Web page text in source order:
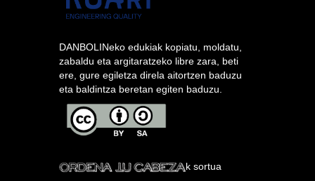
DANBOLINeko edukiak kopiatu, moldatu,
zabaldu eta argitaratzeko libre zara, beti
ere, gure egiletza direla aitortzen baduzu
eta baldintza beretan egiten baduzu.
k sortua